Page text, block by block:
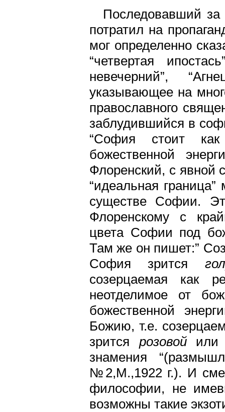
Последовавший за
потратил на
мог определенно
“четвертая
невечерний”,
указывающее на
православного
заблудившийся в
“София стоит
божественной
Флоренский, с явной
“идеальная
существе Софии.
Флоренскому с
цвета Софии под
Там же он пишет:”
София зрится
созерцаемая как
неотделимое от
божественной
Божию, т.е.
зрится розовой
знамения
№2,М.,1922 г.). И
философии, не
возможны такие